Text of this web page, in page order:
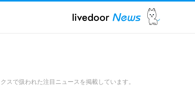
スで扱われた注目ニュースを掲載しています。